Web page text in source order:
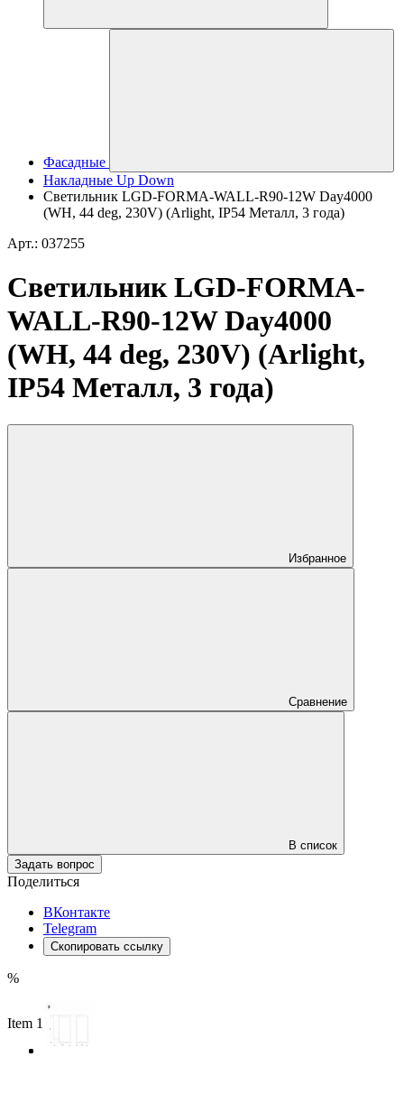
Фасадные
Накладные Up Down
Светильник LGD-FORMA-WALL-R90-12W Day4000
(WH, 44 deg, 230V) (Arlight, IP54 Металл, 3 года)
Арт.: 037255
Светильник LGD-FORMA-
WALL-R90-12W Day4000
(WH, 44 deg, 230V) (Arlight,
IP54 Металл, 3 года)
Избранное
Сравнение
В список
Задать вопрос
Поделиться
ВКонтакте
Telegram
Скопировать ссылку
%
Item 1 of 3